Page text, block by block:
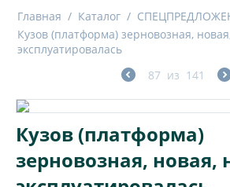
Главная / Каталог /
Кузов (платформа) зерновозная,
эксплуатировалась
87 из 141
Кузов (платформа)
зерновозная, новая,